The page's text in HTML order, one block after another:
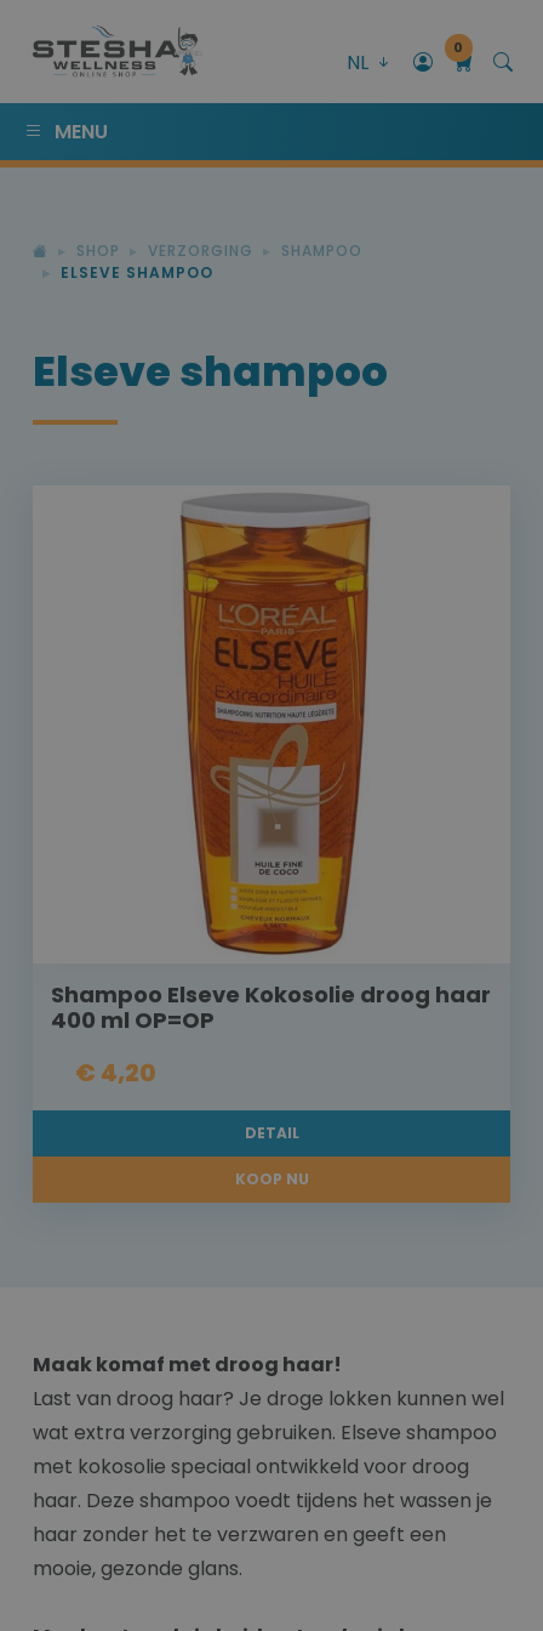
NL
0
MENU
SHOP VERZORGING
SHAMPOO
ELSEVE SHAMPOO
Elseve shampoo
Shampoo Elseve Kokosolie droog haar
400 ml OP=OP
€ 4,20
DETAIL
KOOP NU
Maak komaf met droog haar!
Last van droog haar? Je droge lokken kunnen wel
wat extra verzorging gebruiken. Elseve shampoo
met kokosolie speciaal ontwikkeld voor droog
haar. Deze shampoo voedt tijdens het wassen je
haar zonder het te verzwaren en geeft een
mooie, gezonde glans.